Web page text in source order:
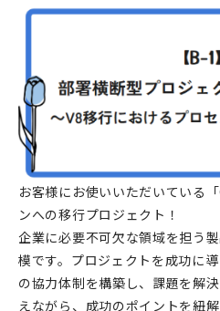
お客様にお使いいただいている
ンへの移行プロジェクト！
企業に必要不可欠な領域を担う
模です。プロジェクトを成功に
の協力体制を構築し、課題を解
えながら、成功のポイントを紐解